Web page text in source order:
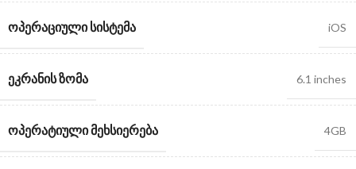
ᲝᲞᲔᲠᲐᲪᲘᲣᲚᲘ ᲡᲘᲡᲢᲔᲛᲐ iOS
ᲔᲙᲠᲐᲜᲘᲡ ᲖᲝᲛᲐ 6.1 inches
ᲝᲞᲔᲠᲐᲢᲘᲣᲚᲘ ᲛᲔᲮᲡᲘᲔᲠᲔᲑᲐ 4GB